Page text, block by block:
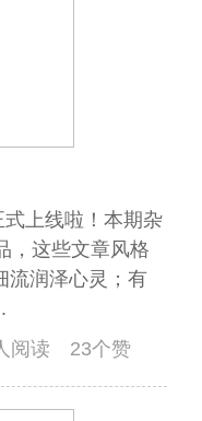
上线啦！本期杂
，这些文章风格
流润泽心灵；有
阅读 23个赞